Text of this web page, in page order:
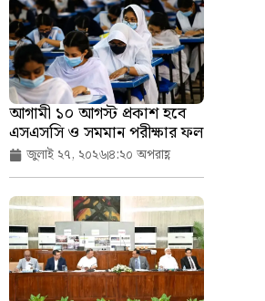
আগামী ১০ আগস্ট প্রকাশ হবে
এসএসসি ও সমমান পরীক্ষার ফল
জুলাই ২৭, ২০২৬৪:২০ অপরাহ্ণ